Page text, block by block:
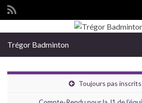
Search for:
Trégor Badminton
Toujours pas inscrits